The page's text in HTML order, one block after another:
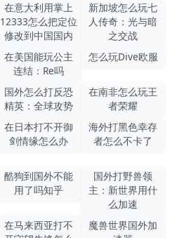
在意大利用掌上
12333怎么把定位
修改到中国国内
新加坡怎么玩七
人传奇：光与暗
之交战
在美国能玩公主
连结：Re吗
怎么玩Dive欧服
国外怎么打反恐
精英：全球攻势
在南非怎么玩王
者荣耀
在日本打不开御
剑情缘怎么办
海外打黑色幸存
者怎么不卡了
酷狗到国外不能
用了吗知乎
国外打野兽领
主：新世界用什
么加速
在马来西亚打不
魔兽世界国外加